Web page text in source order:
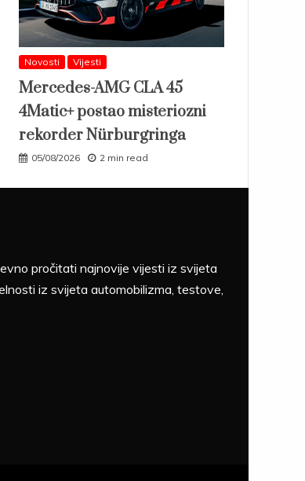
Novosti Vijesti
Mercedes-AMG CLA 45
4Matic+ postao misteriozni
rekorder Nürburgringa
05/08/2026 2 min read
pročitati najnovije vijesti iz svijeta
iz svijeta automobilizma, testove,